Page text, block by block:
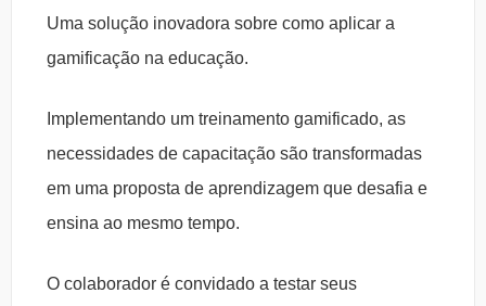
Uma solução inovadora sobre como aplicar a
gamificação na educação.
Implementando um treinamento gamificado, as
necessidades de capacitação são transformadas
em uma proposta de aprendizagem que desafia e
ensina ao mesmo tempo.
O colaborador é convidado a testar seus